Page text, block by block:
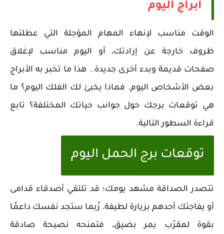
أبراج اليوم
الوقت مناسب لإنهاء المهام المؤجلة التي عطلتها
ظروف خارجة عن إرادتك، أو اليوم مناسب لإغلاق
صفحات قديمة وبدء أخرى جديدة.. هذا ما تخبر به الأبراج
بعض الأشخاص اليوم. فماذا يخبئ لك الفلك اليوم؟ ما
هي توقعات برجك حول جوانب حياتك المختلفة؟ تابع
قراءة السطور التالية.
توقعات برج الحمل اليوم
تتصدر الصداقة مشهد يومك؛ قد تلتقي أصدقاء قدامى
أو يفاجئك أحدهم بزيارة لطيفة. رُبما ستجد نفسك داعمًا
بقوة لمقرّب يمر بضيق، فتمنحه نصيحة صادقة